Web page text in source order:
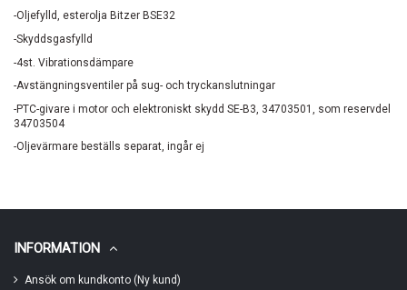
-Oljefylld, esterolja Bitzer BSE32
-Skyddsgasfylld
-4st. Vibrationsdämpare
-Avstängningsventiler på sug- och tryckanslutningar
-PTC-givare i motor och elektroniskt skydd SE-B3, 34703501, som reservdel
34703504
-Oljevärmare beställs separat, ingår ej
INFORMATION
Ansök om kundkonto (Ny kund)